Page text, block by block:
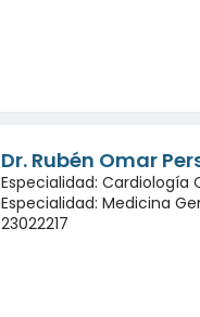
Dr. Rubén Omar
Especialidad: Cardiología
Especialidad: Medicina
23022217